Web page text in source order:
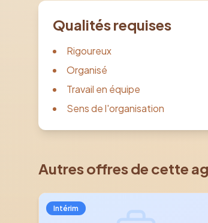
Qualités requises
Rigoureux
Organisé
Travail en équipe
Sens de l'organisation
Autres offres de cette
Intérim